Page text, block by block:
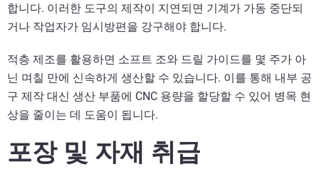
합니다. 이러한 도구의 제작이 지연되면 기계가 가동 중단되
거나 작업자가 임시방편을 강구해야 합니다.
적층 제조를 활용하면 소프트 조와 드릴 가이드를 몇 주가 아
닌 며칠 만에 신속하게 생산할 수 있습니다. 이를 통해 내부 공
구 제작 대신 생산 부품에 CNC 용량을 할당할 수 있어 병목 현
상을 줄이는 데 도움이 됩니다.
포장 및 자재 취급